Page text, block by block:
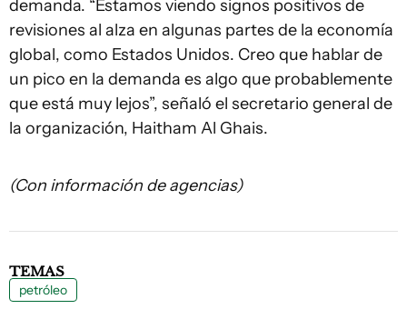
demanda. “Estamos viendo signos positivos de
revisiones al alza en algunas partes de la economía
global, como Estados Unidos. Creo que hablar de
un pico en la demanda es algo que probablemente
que está muy lejos”, señaló el secretario general de
la organización, Haitham Al Ghais.
(Con información de agencias)
TEMAS
petróleo